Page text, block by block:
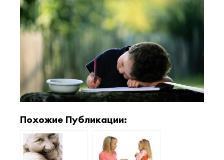
Похожие Публикации: